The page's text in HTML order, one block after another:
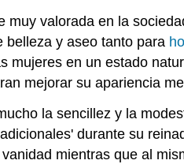
valorada en la
belleza y aseo tanto para
mujeres en un estado
mejorar su apariencia
la sencillez y la
durante su
mientras que al